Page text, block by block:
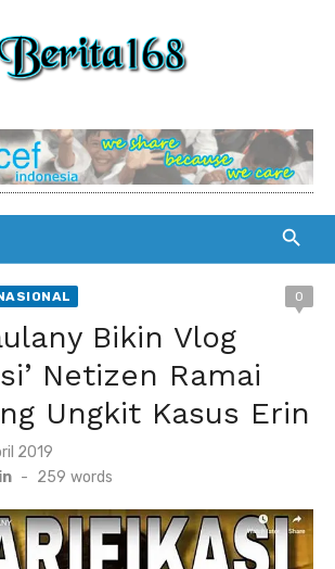
0
Bikin Vlog
Netizen Ramai
Ungkit Kasus Erin
2019
- 259 words